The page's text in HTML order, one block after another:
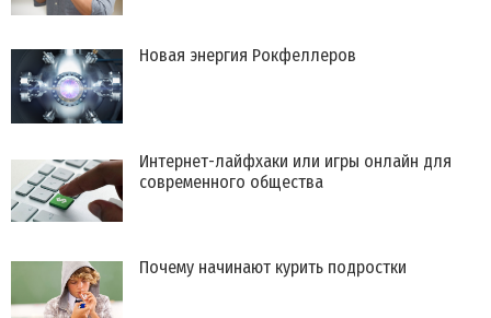
Новая энергия Рокфеллеров
Интернет-лайфхаки или игры онлайн для
современного общества
​Почему начинают курить подростки